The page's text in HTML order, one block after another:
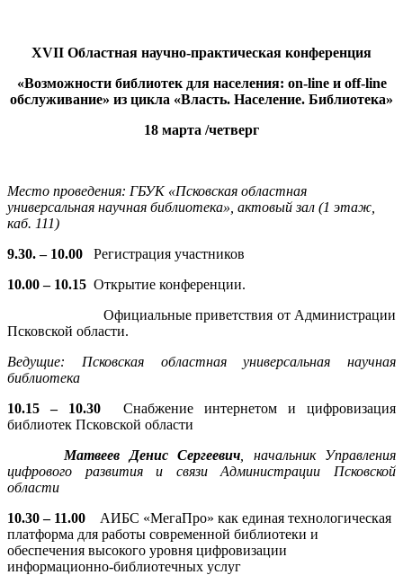
XVII Областная научно-практическая конференция
«Возможности библиотек для населения: on-line иoff-line
обслуживание» из цикла «Власть. Население. Библиотека»
18 марта /четверг
Место проведения: ГБУК «Псковская областная
универсальная научная библиотека», актовый зал (1 этаж,
каб. 111)
9.30. – 10.00 Регистрация участников
10.00 – 10.15 Открытие конференции.
Официальные приветствия от Администрации
Псковской области.
Ведущие:
Псковская областная универсальная научная
библиотека
10.15 – 10.30 Снабжение интернетом и цифровизация
библиотек Псковской области
Матвеев Денис Сергеевич , начальник Управления
цифрового развития и связи Администрации Псковской
области
10.30 – 11.00
АИБС «МегаПро» как единая технологическая
платформа для работы современной библиотеки и
обеспечения высокого уровня цифровизации
информационно-библиотечных услуг